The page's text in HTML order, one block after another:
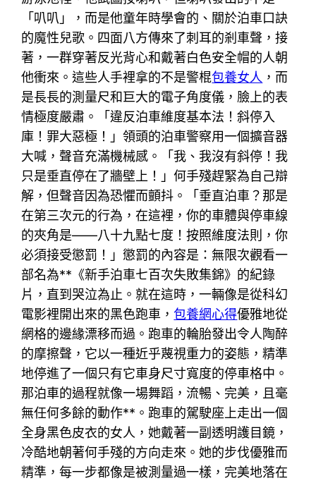
「叭叭」，而是他童年時學會的、關於泊車口訣
的魔性兒歌。四面八方傳來了刺耳的剎車聲，接
著，一群穿著反光背心和戴著白色安全帽的人朝
他衝來。這些人手裡拿的不是警棍包養女人 ，而
是長長的測量尺和巨大的電子角度儀，臉上的表
情極度嚴肅。「違反泊車維度基本法！斜停入
庫！罪大惡極！」領頭的泊車警察用一個擴音器
大喊，聲音充滿機械感。「我、我沒有斜停！我
只是垂直停在了牆壁上！」何手殘趕緊為自己辯
解，但聲音因為恐懼而顫抖。「垂直泊車？那是
在第三次元的行為，在這裡，你的車體與停車線
的夾角是——八十九點七度！按照維度法則，你
必須接受懲罰！」懲罰的內容是：無限次觀看一
部名為**《新手泊車七百次失敗集錦》的紀錄
片，直到哭泣為止。就在這時，一輛像是從科幻
電影裡開出來的黑色跑車，包養網心得優雅地從
網格的邊緣漂移而過。跑車的輪胎發出令人陶醉
的摩擦聲，它以一種近乎蔑視重力的姿態，精準
地停進了一個只有它車身尺寸寬度的停車格中。
那泊車的過程就像一場舞蹈，流暢、完美，且毫
無任何多餘的動作**。跑車的駕駛座上走出一個
全身黑色皮衣的女人，她戴著一副透明護目鏡，
冷酷地朝著何手殘的方向走來。她的步伐優雅而
精準，每一步都像是被測量過一樣，完美地落在